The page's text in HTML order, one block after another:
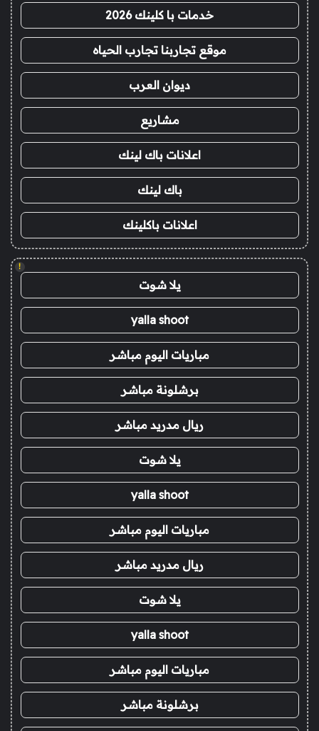
خدمات با كلينك 2026
موقع تجاربنا تجارب الحياه
ديوان العرب
مشاريع
اعلانات باك لينك
باك لينك
اعلانات باكلينك
!
يلا شوت
yalla shoot
مباريات اليوم مباشر
برشلونة مباشر
ريال مدريد مباشر
يلا شوت
yalla shoot
مباريات اليوم مباشر
ريال مدريد مباشر
يلا شوت
yalla shoot
مباريات اليوم مباشر
برشلونة مباشر